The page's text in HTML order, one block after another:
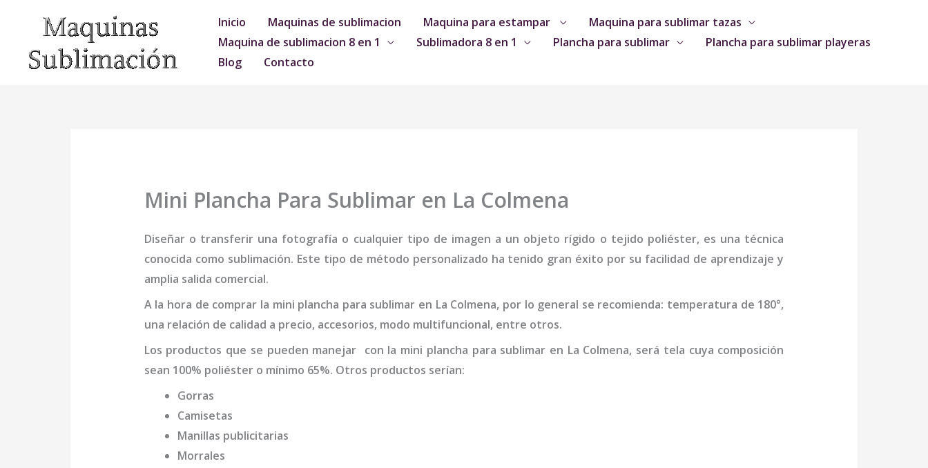
contenido
Inicio Maquinas de sublimacion Maquina para estampar
Maquina para sublimar tazas
Maquina de sublimacion 8 en 1
Sublimadora 8 en 1 Plancha para sublimar
Plancha para sublimar playeras
Blog
Contacto
Mini Plancha Para Sublimar en La Colmena
Diseñar o transferir una fotografía o cualquier tipo de imagen a un objeto rígido o tejido poliéster, es una técnica
conocida como sublimación. Este tipo de método personalizado ha tenido gran éxito por su facilidad de aprendizaje y
amplia salida comercial.
A la hora de comprar la mini plancha para sublimar en La Colmena, por lo general se recomienda: temperatura de 180°,
una relación de calidad a precio, accesorios, modo multifuncional, entre otros.
Los productos que se pueden manejar con la mini plancha para sublimar en La Colmena, será tela cuya composición
sean 100% poliéster o mínimo 65%. Otros productos serían:
Gorras
Camisetas
Manillas publicitarias
Morrales